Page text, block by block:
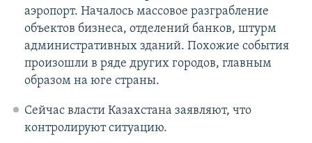
аэропорт. Началось массовое разграбление
объектов бизнеса, отделений банков, штурм
административных зданий. Похожие события
произошли в ряде других городов, главным
образом на юге страны.
Сейчас власти Казахстана заявляют, что
контролируют ситуацию.